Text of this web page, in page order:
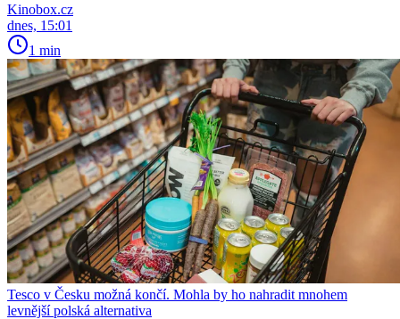
Kinobox.cz
dnes, 15:01
1 min
Tesco v Česku možná končí. Mohla by ho nahradit mnohem
levnější polská alternativa